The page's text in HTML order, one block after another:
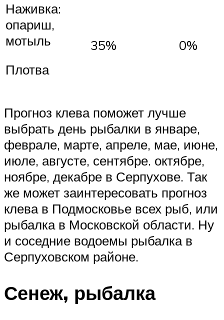
Наживка:
опариш,
мотыль
Плотва
35% 0%
Прогноз клева поможет лучше
выбрать день рыбалки в январе,
феврале, марте, апреле, мае, июне,
июле, августе, сентябре. октябре,
ноябре, декабре в Серпухове. Так
же может заинтересовать прогноз
клева в Подмосковье всех рыб, или
рыбалка в Московской области. Ну
и соседние водоемы рыбалка в
Серпуховском районе.
Сенеж, рыбалка